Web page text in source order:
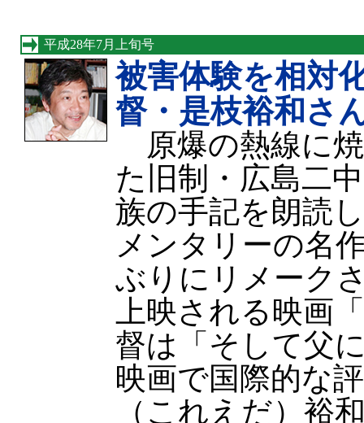
平成28年7月上旬号
被害体験を相対
督・是枝裕和さ
原爆の熱線に
た旧制・広島二
族の手記を朗読
メンタリーの名
ぶりにリメーク
上映される映画
督は「そして父
映画で国際的な
（これえだ）裕